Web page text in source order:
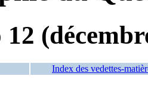
Index des vedettes-